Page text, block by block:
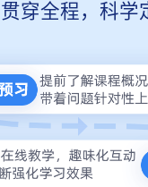
穿全程，科学